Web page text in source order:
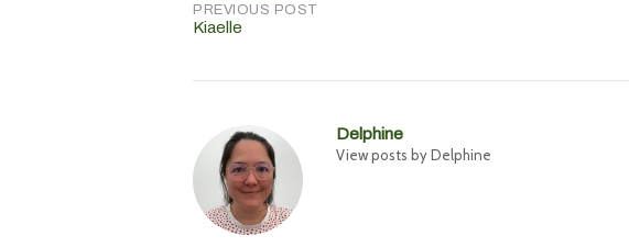
PREVIOUS POST
Kiaelle
Delphine
View posts by Delphine